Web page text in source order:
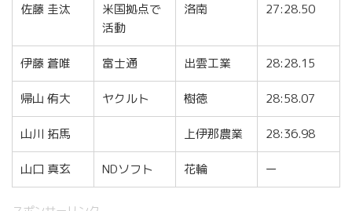
佐藤 圭汰
米国拠点で
活動
洛南 27:28.50
伊藤 蒼唯 富士通 出雲工業 28:28.15
帰山 侑大 ヤクルト 樹徳 28:58.07
山川 拓馬 上伊那農業 28:36.98
山口 真玄 NDソフト 花輪 ー